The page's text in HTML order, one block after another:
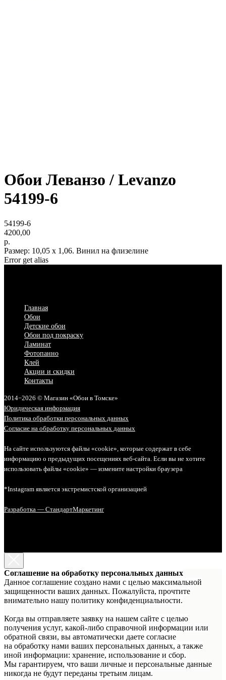
Обои Леванзо / Levanzo
54199-6
54199-6
4200,00
р.
Размер: 10,05 х 1,06. Винил на флизелине
Error get alias
Главная
Обои
Детские обои
Обои под покраску
Ламинат
Фотопанно
Клей
Акции и скидки
Контакты
2014−2026 © Магазин «Обои в Томске»
Юридическая информация
Политика обработки персональных данных
Согласие на обработку персональных данных
На сайте используются файлы «cookie», которые содержат в себе
информацию о предыдущих посещениях веб-сайта. Если вы не хотите
использовать файлы «cookie» — измените настройки браузера
*Instagram является экстремистской организацией
Разработка — СтандартМаркетинг
Соглашение на обработку персональных данных
Данное соглашение создано нами с целью максимальной
защищенности ваших данных. Пожалуйста, прочтите
внимательно нашу политику конфиденциальности.
Когда вы отправляете заявку на нашем сайте с целью
получения услуг, какой-либо справочной информации или
обратной связи, вы автоматически даете согласие
на обработку нами ваших персональных данных, а также
иной информации: хранение, использование и сбор.
Мы гарантируем, что ваши личные и персональные данные
никогда не будут переданы третьим лицам.